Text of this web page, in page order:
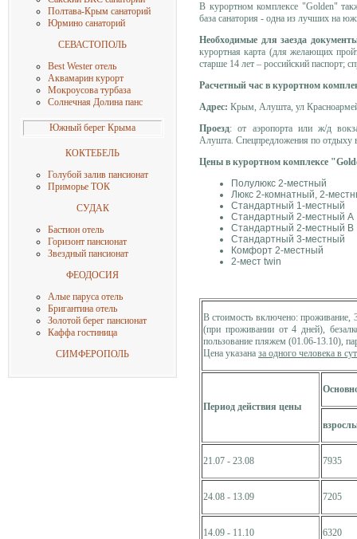
Полтава-Крым санаторий
Юрмино санаторий
СЕВАСТОПОЛЬ
Best Wester отель
Аквамарин курорт
Мокроусова турбаза
Солнечная Долина панс
Южный берег Крыма
КОКТЕБЕЛЬ
Голубой залив пансионат
Приморье ТОК
СУДАК
Бастион отель
Горизонт пансионат
Звездный пансионат
ФЕОДОСИЯ
Алые паруса отель
Бригантина отель
Золотой берег пансионат
Каффа гостиница
СИМФЕРОПОЛЬ
В курортном комплексе "Golden"
база санатория - одна из лучших на
Необходимые для заезда
курортная карта (для желающих
старше 14 лет – российский паспорт;
Расчетный час в курортном
Адрес: Крым, Алушта, ул
Проезд: от аэропорта или ж/д
Алушта. Спецпредложения по отдыху
Цены в курортном комплексе
Полулюкс 2-местный
Люкс 2-комнатный, 2-
Стандартный 1-местный
Стандартный 2-местный А
Стандартный 2-местный В
Стандартный 3-местный
Комфорт 2-местный
2-мест twin
В стоимость включено: проживание,
(при проживании от 4 дней),
пользование пляжем (01.06-13.10),
Цена указана за одного человека в
Период действия цены
21.07 - 23.08 7935
24.08 - 13.09 7205
14.09 - 11.10 6320